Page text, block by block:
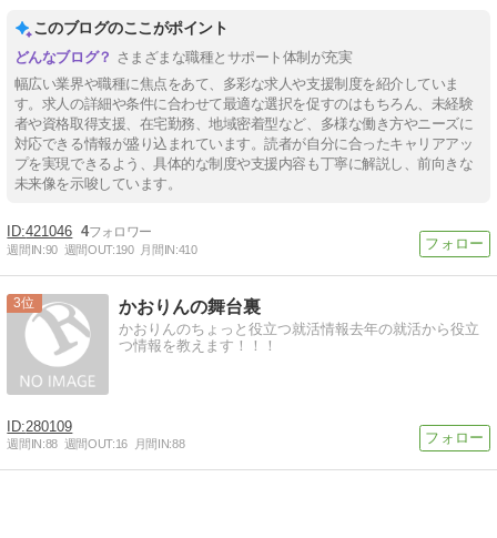
このブログのここがポイント
さまざまな職種とサポート体制が充実
幅広い業界や職種に焦点をあて、多彩な求人や支援制度を紹介していま
す。求人の詳細や条件に合わせて最適な選択を促すのはもちろん、未経験
者や資格取得支援、在宅勤務、地域密着型など、多様な働き方やニーズに
対応できる情報が盛り込まれています。読者が自分に合ったキャリアアッ
プを実現できるよう、具体的な制度や支援内容も丁寧に解説し、前向きな
未来像を示唆しています。
421046 4
週間IN:90 週間OUT:190 月間IN:410
3 かおりんの舞台裏
かおりんのちょっと役立つ就活情報去年の就活から役立
つ情報を教えます！！！
280109
週間IN:88 週間OUT:16 月間IN:88